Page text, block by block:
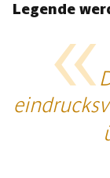
Legende